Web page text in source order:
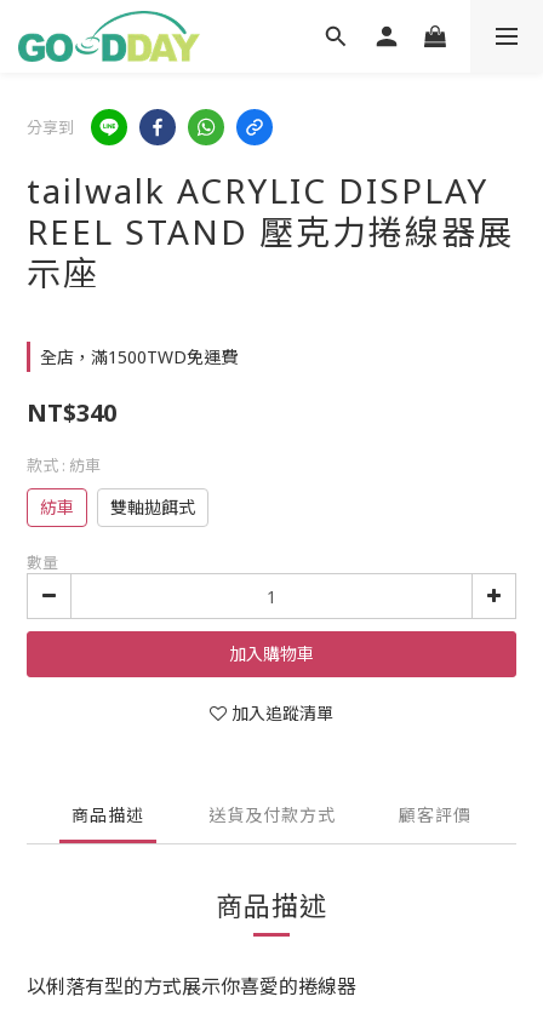
分享到
tailwalk ACRYLIC DISPLAY
REEL STAND 壓克力捲線器展
示座
全店，滿1500TWD免運費
NT$340
款式 : 紡車
紡車 雙軸拋餌式
數量
加入購物車
加入追蹤清單
商品描述 送貨及付款方式 顧客評價
商品描述
以俐落有型的方式展示你喜愛的捲線器